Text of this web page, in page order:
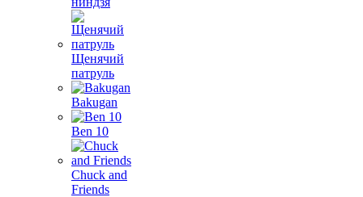
Щенячий
патруль
Bakugan
Ben 10
Chuck and
Friends